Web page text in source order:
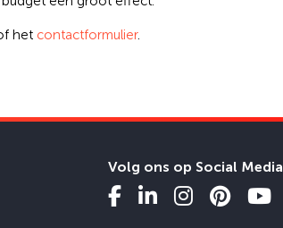
het contactformulier.
Volg ons op Social Media